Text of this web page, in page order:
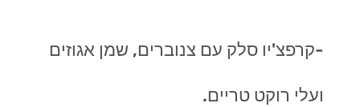
-קרפצ'יו סלק עם צנוברים, שמן אגוזים
ועלי רוקט טריים.